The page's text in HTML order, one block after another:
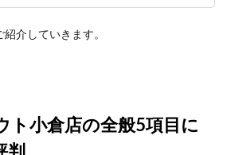
介していきます。
ト小倉店の全般5項目に